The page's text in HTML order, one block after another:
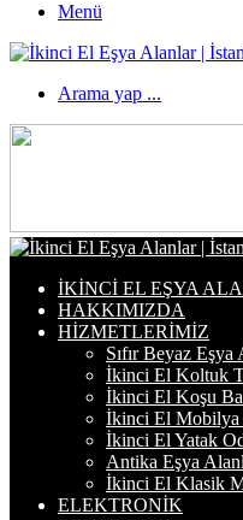
Menü
Arama yap ...
İKINCI EL EŞYA
HAKKIMIZDA
HIZMETLERIMIZ
Sıfır Beyaz Eşya
İkinci El Koltuk
İkinci El Koşu
İkinci El Mobilya
İkinci El Yatak
Antika Eşya
İkinci El Klasik
ELEKTRONIK